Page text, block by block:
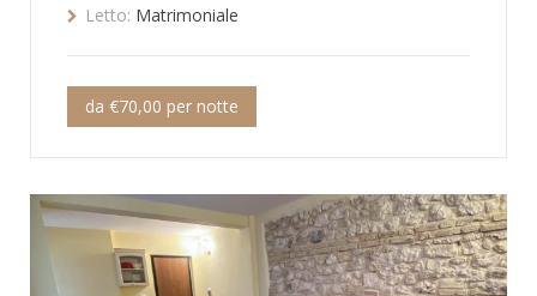
Letto: Matrimoniale
da €70,00 per notte